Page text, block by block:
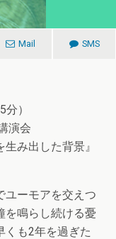
Mail SMS
）
演会
み出した背景』
ユーモアを交えつ
を鳴らし続ける憂
くも2年を過ぎた